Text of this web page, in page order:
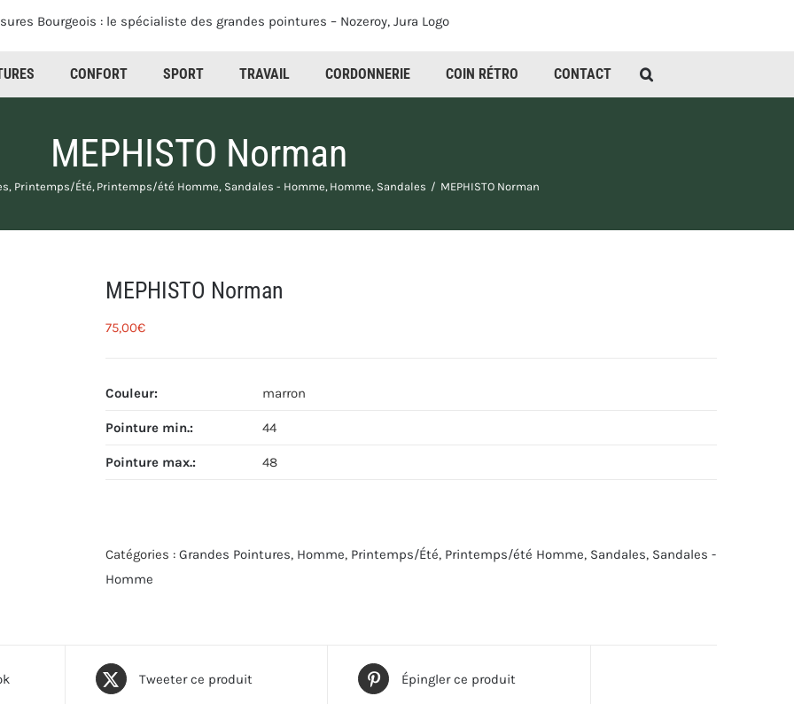
CONFORT SPORT TRAVAIL CORDONNERIE COIN RÉTRO CONTACT
MEPHISTO Norman
Printemps/Été Printemps/été Homme Sandales - Homme Homme Sandales MEPHISTO Norman
MEPHISTO Norman
75,00€
Couleur: marron
Pointure min.: 44
Pointure max.: 48
Catégories : Grandes Pointures, Homme, Printemps/Été, Printemps/été Homme, Sandales, Sandales -
Homme
Tweeter ce produit Épingler ce produit